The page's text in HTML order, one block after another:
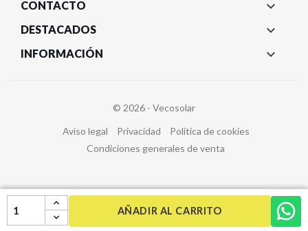
AÑADIR AL CARRITO
CONTACTO 
DESTACADOS 
INFORMACIÓN 
© 2026 - Vecosolar
Aviso legal
Privacidad
Política de cookies
Condiciones generales de venta